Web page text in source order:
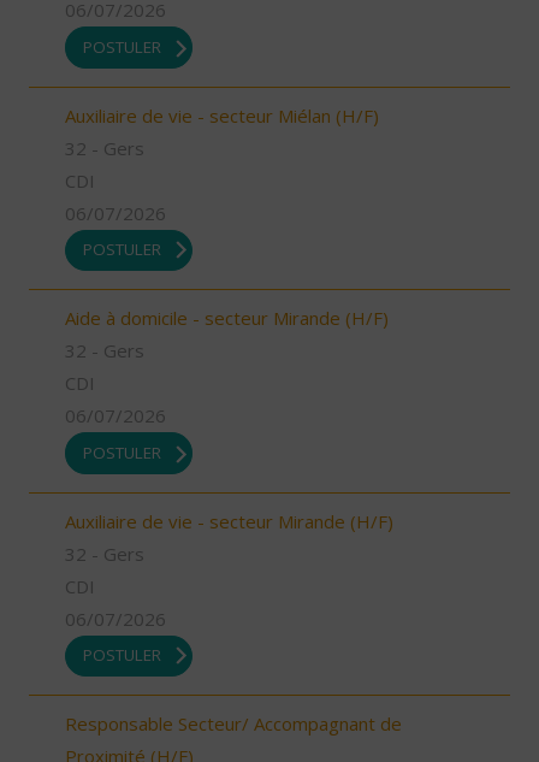
06/07/2026
POSTULER
Auxiliaire de vie - secteur Miélan (H/F)
32 - Gers
CDI
06/07/2026
POSTULER
Aide à domicile - secteur Mirande (H/F)
32 - Gers
CDI
06/07/2026
POSTULER
Auxiliaire de vie - secteur Mirande (H/F)
32 - Gers
CDI
06/07/2026
POSTULER
Responsable Secteur/ Accompagnant de
Proximité (H/F)